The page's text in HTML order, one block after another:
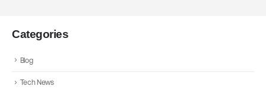
Categories
Blog
Tech News